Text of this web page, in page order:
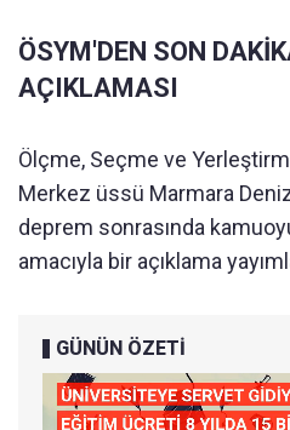
ÖSYM'DEN SON
AÇIKLAMASI
Ölçme, Seçme ve
Merkez üssü Marmara
deprem sonrasında
amacıyla bir açıklama
GÜNÜN ÖZETİ